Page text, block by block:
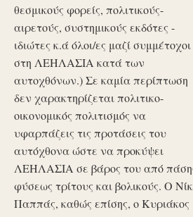
θεσμικούς φορείς, πολιτικούς-
αιρετούς, συστημικούς εκδότες -
ιδιώτες κ.ά όλοι/ες μαζί συμμέτοχοι
στη ΛΕΗΛΑΣΙΑ κατά των
αυτοχθόνων.) Σε καμία περίπτωση
δεν χαρακτηρίζεται πολιτικο-
οικονομικός πολιτισμός να
υφαρπάζεις τις προτάσεις του
αυτόχθονα ώστε να προκύψει
ΛΕΗΛΑΣΙΑ σε βάρος του από
φύσεως τρίτους και βολικούς. Ο
Παππάς, καθώς επίσης, ο Κυριάκος